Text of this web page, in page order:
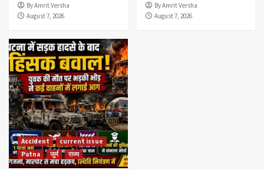
By Amrit Versha
August 7, 2026
By Amrit Versha
August 7, 2026
Accident
current issue
Patna
जुर्म राज्य